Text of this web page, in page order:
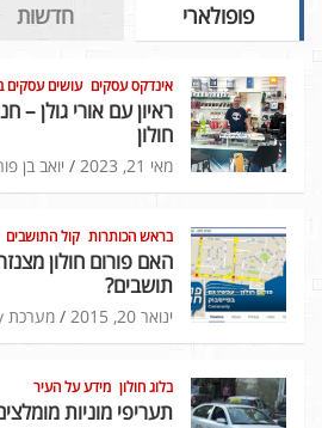
פופולארי חדשות
אינדקס עסקים עושים עסקים
ראיון עם אורי גולן –
חולון
מאי 21, 2023 יואב בן
בראש הכותרות קול התושבים
האם פורום חולון
תושבים?
ינואר 20, 2015 מערכת HCity
בלוג חולון מידע על העיר
תעריפי מוניות